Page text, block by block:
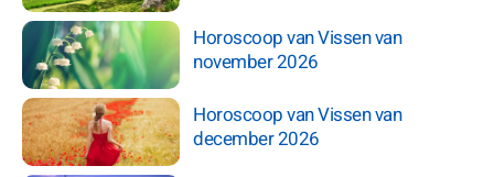
Horoscoop van Vissen van
november 2026
Horoscoop van Vissen van
december 2026